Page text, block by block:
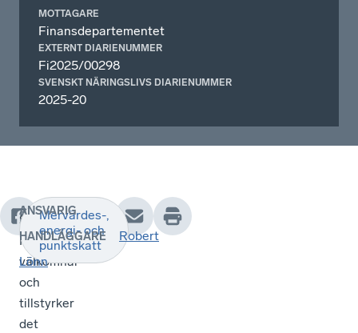
MOTTAGARE
Finansdepartementet
EXTERNT DIARIENUMMER
Fi2025/00298
SVENSKT NÄRINGSLIVS DIARIENUMMER
2025-20
Svenskt
Näringsliv
välkomnar
och
tillstyrker
det
Mervärdes-,
energi- och
punktskatt
ANSVARIG
HANDLÄGGARE
Robert
Lönn